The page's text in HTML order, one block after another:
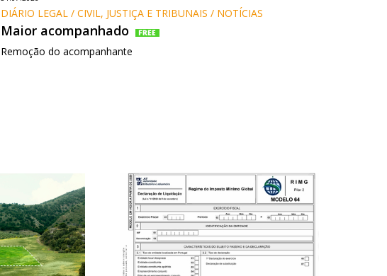
DIÁRIO LEGAL / CIVIL, JUSTIÇA E TRIBUNAIS / NOTÍCIAS
Maior acompanhado
Remoção do acompanhante